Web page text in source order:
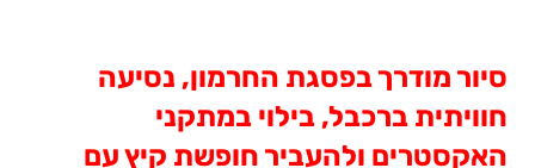
סיור מודרך בפסגת החרמון, נסיעה
חוויתית ברכבל, בילוי במתקני
האקסטרים ולהעביר חופשת קיץ עם